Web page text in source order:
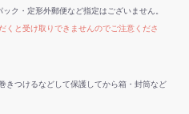
ク・定形外郵便など指定はございません。
くと受け取りできませんのでご注意くださ
きつけるなどして保護してから箱・封筒など